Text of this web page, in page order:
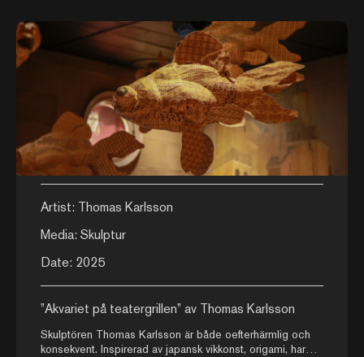
Artist: Thomas Karlsson
Media: Skulptur
Date: 2025
”Akvariet på teatergrillen” av Thomas Karlsson
Skulptören Thomas Karlsson är både oefterhärmlig och
konsekvent. Inspirerad av japansk vikkonst, origami, har